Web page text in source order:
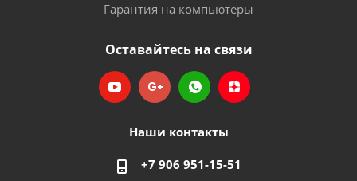
Гарантия на компьютеры
Оставайтесь на связи
Наши контакты
+7 906 951-15-51